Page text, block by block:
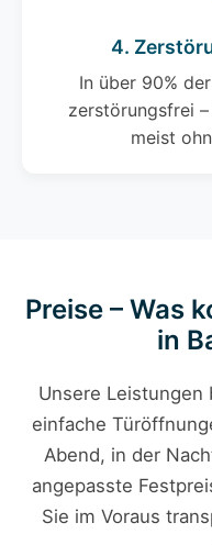
4.
In über 90%
zerstörungsfrei
meist
Preise – Was
in
Unsere Leistungen
einfache
Abend, in der
angepasste
Sie im Voraus